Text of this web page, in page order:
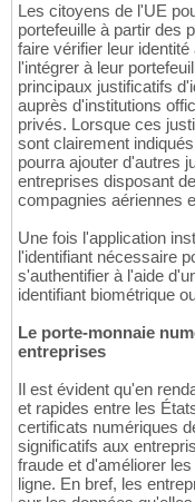
Les citoyens de l'UE
portefeuille à partir des
faire vérifier leur
l'intégrer à leur
principaux justificatifs
auprès d'institutions
privés. Lorsque ces
sont clairement
pourra ajouter d'autres
entreprises disposant
compagnies aériennes
Une fois l'application
l'identifiant nécessaire
s'authentifier à l'aide
identifiant biométrique
Le porte-monnaie
entreprises
Il est évident qu'en
et rapides entre les
certificats numériques
significatifs aux
fraude et d'améliorer
ligne. En bref, les